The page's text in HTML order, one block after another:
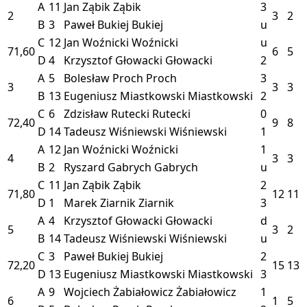
2
A 11 Jan ZąbikZąbik 3
3 2
B 3 Paweł Bukiej Bukiej
u
71,60
C 12 Jan Woźnicki Woźnicki u
6 5
D 4 Krzysztof Głowacki Głowacki
2
3
A 5 Bolesław Proch Proch 3
3 3
B 13 Eugeniusz Miastkowski Miastkowski 2
72,40
C 6 Zdzisław Rutecki Rutecki 0
9 8
D 14Tadeusz Wiśniewski Wiśniewski
1
4
A 12 Jan Woźnicki Woźnicki 1
3 3
B 2 Ryszard Gabrych Gabrych
u
71,80
C 11 Jan ZąbikZąbik 2
12 11
D 1 Marek ZiarnikZiarnik
3
5
A 4 Krzysztof Głowacki Głowacki d
3 2
B 14Tadeusz Wiśniewski Wiśniewski
u
72,20
C 3 Paweł Bukiej Bukiej 2
15 13
D 13 Eugeniusz Miastkowski Miastkowski 3
6
A 9 Wojciech Żabiałowicz Żabiałowicz 1
1 5